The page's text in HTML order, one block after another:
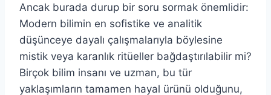
Ancak burada durup bir soru sormak önemlidir:
Modern bilimin en sofistike ve analitik
düşünceye dayalı çalışmalarıyla böylesine
mistik veya karanlık ritüeller bağdaştırılabilir mi?
Birçok bilim insanı ve uzman, bu tür
yaklaşımların tamamen hayal ürünü olduğunu,